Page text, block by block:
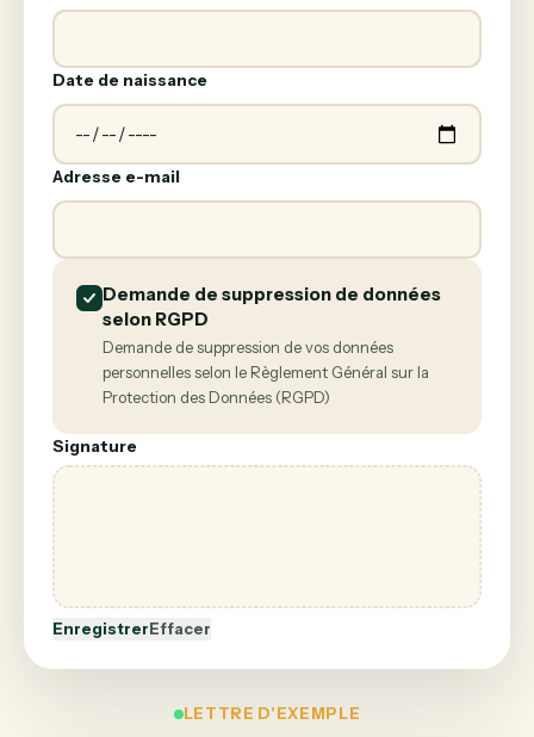
Date de naissance
Adresse e-mail
Demande de suppression de données
selon RGPD
Demande de suppression de vos données
personnelles selon le Règlement Général sur la
Protection des Données (RGPD)
Signature
EnregistrerEffacer
LETTRE D'EXEMPLE